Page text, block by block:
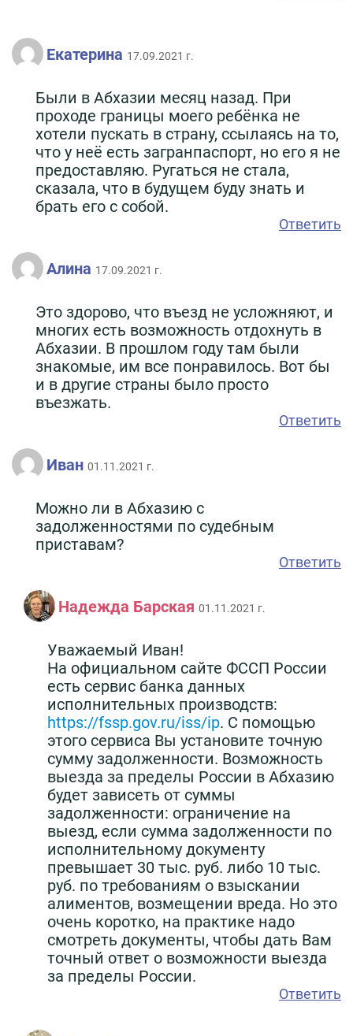
Екатерина 17.09.2021 г.
Были в Абхазии месяц назад. При
проходе границы моего ребёнка не
хотели пускать в страну, ссылаясь на то,
что у неё есть загранпаспорт, но его я не
предоставляю. Ругаться не стала,
сказала, что в будущем буду знать и
брать его с собой.
Ответить
Алина 17.09.2021 г.
Это здорово, что въезд не усложняют, и
многих есть возможность отдохнуть в
Абхазии. В прошлом году там были
знакомые, им все понравилось. Вот бы
и в другие страны было просто
въезжать.
Ответить
Иван 01.11.2021 г.
Можно ли в Абхазию с
задолженностями по судебным
приставам?
Ответить
Надежда Барская 01.11.2021 г.
Уважаемый Иван!
На официальном сайте ФССП России
есть сервис банка данных
исполнительных производств:
https://fssp.gov.ru/iss/ip. С помощью
этого сервиса Вы установите точную
сумму задолженности. Возможность
выезда за пределы России в Абхазию
будет зависеть от суммы
задолженности: ограничение на
выезд, если сумма задолженности по
исполнительному документу
превышает 30 тыс. руб. либо 10 тыс.
руб. по требованиям о взыскании
алиментов, возмещении вреда. Но это
очень коротко, на практике надо
смотреть документы, чтобы дать Вам
точный ответ о возможности выезда
за пределы России.
Ответить